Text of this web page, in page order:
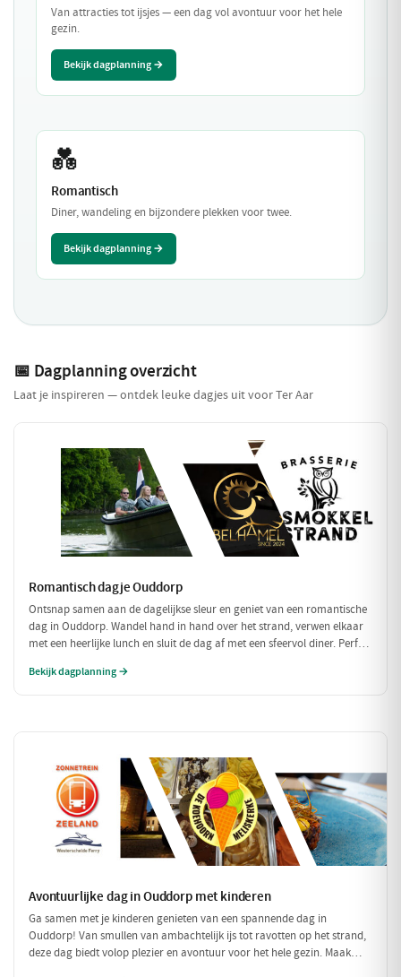
Van attracties tot ijsjes — een dag vol avontuur voor het hele
gezin.
Bekijk dagplanning →
💑
Romantisch
Diner, wandeling en bijzondere plekken voor twee.
Bekijk dagplanning →
📅 Dagplanning overzicht
Laat je inspireren — ontdek leuke dagjes uit voor Ter Aar
Romantisch dagje Ouddorp
Ontsnap samen aan de dagelijkse sleur en geniet van een romantische
dag in Ouddorp. Wandel hand in hand over het strand, verwen elkaar
met een heerlijke lunch en sluit de dag af met een sfeervol diner. Perfect
Bekijk dagplanning →
Avontuurlijke dag in Ouddorp met kinderen
Ga samen met je kinderen genieten van een spannende dag in
Ouddorp! Van smullen van ambachtelijk ijs tot ravotten op het strand,
deze dag biedt volop plezier en avontuur voor het hele gezin. Maak